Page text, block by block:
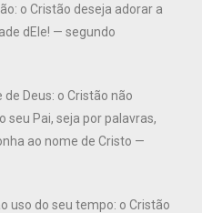
o Cristão deseja adorar a
dEle! — segundo
Deus: o Cristão não
seu Pai, seja por palavras,
ao nome de Cristo —
uso do seu tempo: o Cristão